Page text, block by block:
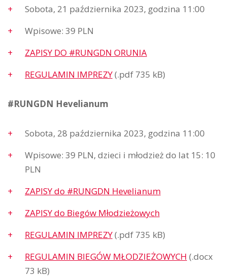
Sobota, 21 października 2023, godzina 11:00
Wpisowe: 39 PLN
ZAPISY DO #RUNGDN ORUNIA
REGULAMIN IMPREZY(.pdf 735 kB)
#RUNGDN Hevelianum
Sobota, 28 października 2023, godzina 11:00
Wpisowe: 39 PLN, dzieci i młodzież do lat 15: 10
PLN
ZAPISY do #RUNGDN Hevelianum
ZAPISY do Biegów Młodzieżowych
REGULAMIN IMPREZY(.pdf 735 kB)
REGULAMIN BIEGÓW MŁODZIEŻOWYCH (.docx
73 kB)